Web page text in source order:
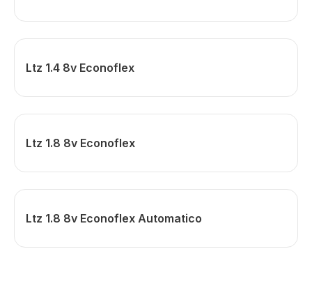
Ltz 1.4 8v Econoflex
Ltz 1.8 8v Econoflex
Ltz 1.8 8v Econoflex Automatico